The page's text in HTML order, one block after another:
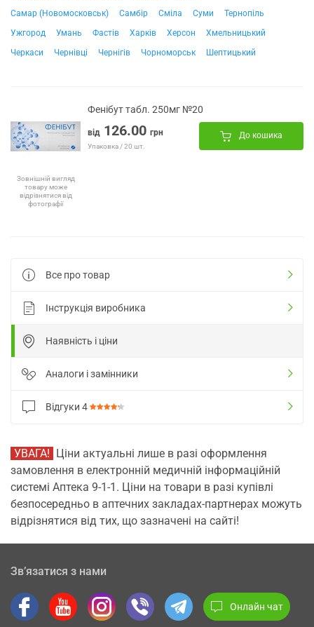
Самар (Новомосковськ)
Самбір Сміла Суми
Тернопіль
Ужгород
Умань Фастів Харків Херсон
Хмельницький
Черкаси
Чернівці Чернігів Чорноморськ Шептицький
Зовнішній вигляд
товару може
відрізнятися від
фотографії
Фенібут табл. 250мг №20
від 126.00 грн
Упаковка / 20 шт.
До кошика
Все про товар
Інструкція виробника
Наявність і ціни
Аналоги і замінники
Відгуки 4
УВАГА! Ціни актуальні лише в разі оформлення
замовлення в електронній медичній інформаційній
системі Аптека 9-1-1. Ціни на товари в разі купівлі
безпосередньо в аптечних закладах-партнерах можуть
відрізнятися від тих, що зазначені на сайті!
Зв’язатися з нами
Онлайн чат